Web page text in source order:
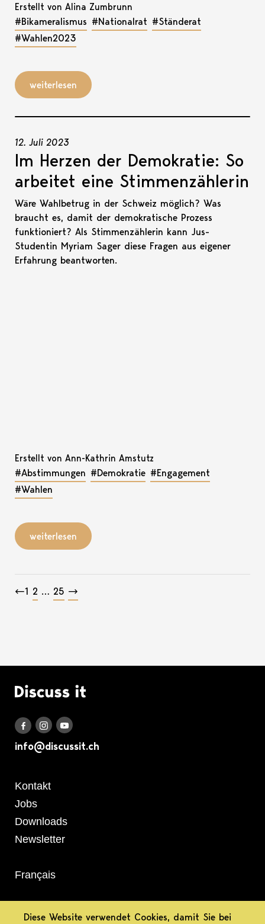
Erstellt von Alina Zumbrunn
#Bikameralismus #Nationalrat #Ständerat
#Wahlen2023
weiterlesen
12. Juli 2023
Im Herzen der Demokratie: So
arbeitet eine Stimmenzählerin
Wäre Wahlbetrug in der Schweiz möglich? Was
braucht es, damit der demokratische Prozess
funktioniert? Als Stimmenzählerin kann Jus-
Studentin Myriam Sager diese Fragen aus eigener
Erfahrung beantworten.
Erstellt von Ann-Kathrin Amstutz
#Abstimmungen #Demokratie #Engagement
#Wahlen
weiterlesen
Beitragsnavigation
←1 2 … 25 →
Logo Discuss it
Discuss it auf Facebook
Discuss it auf Instagram
Discuss it auf Youtube
info@discussit.ch
Metanavigation
Kontakt
Jobs
Downloads
Newsletter
Français
informiert.
Diese Website verwendet Cookies, damit Sie bei